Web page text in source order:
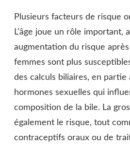
Plusieurs facteurs de risque
L’âge joue un rôle important,
augmentation du risque après
femmes sont plus
des calculs biliaires, en partie
hormones sexuelles qui
composition de la bile. La
également le risque, tout
contraceptifs oraux ou de